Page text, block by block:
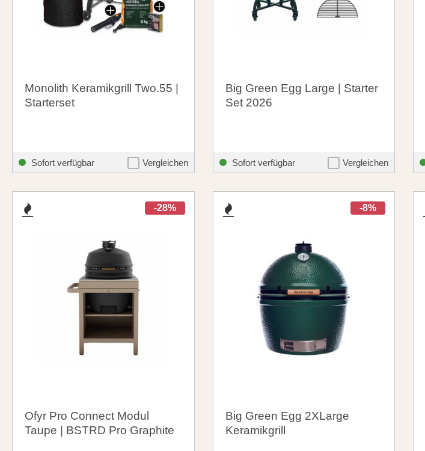
Monolith Keramikgrill Two.55 |
Starterset
2.049,90 € santosgrills-theme.listing.formerPrice:
2.199,90 €
Sofort verfügbar Vergleichen
Big Green Egg Large | Starter
Set 2026
2.149,00 € santosgrills-theme.listing.formerPrice:
2.399,00 €
Sofort verfügbar Vergleichen
-28%
Ofyr Pro Connect Modul
Taupe | BSTRD Pro Graphite
-8%
Big Green Egg 2XLarge
Keramikgrill